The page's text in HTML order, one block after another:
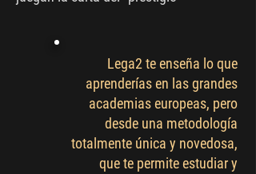
Lega2 te enseña lo que
aprenderías en las grandes
academias europeas, pero
desde una metodología
totalmente única y novedosa,
que te permite estudiar y